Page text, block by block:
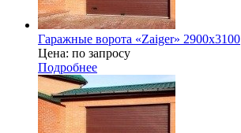
Гаражные ворота «Zaiger» 2900x3100
Цена: по запросу
Подробнее